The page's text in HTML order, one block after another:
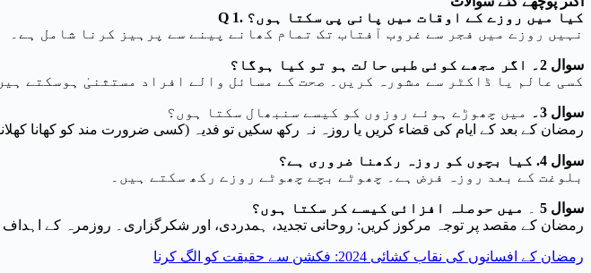
Q 1. کیا میں روزے کے اوقات میں پانی پی سکتا ہوں؟
نہیں روزے میں فجر سے غروب آفتاب تک تمام کھانے پینے سے پرہیز کرنا شامل ہے۔
سوال 2۔ اگر مجھے کوئی طبی حالت ہو تو کیا ہوگا؟
کسی عالم یا ڈاکٹر سے مشورہ کریں۔ صحت کے مسائل والے افراد مستثنیٰ ہوسکتے
سوال 3۔
میں چھوڑے ہوئے روزوں کو کیسے سنبھال سکتا ہوں؟
رمضان کے بعد کے ایام کی قضاء کریں یا روزہ نہ رکھ سکیں تو فدیہ (کسی ضرورت مند کو کھانا
سوال 4. کیا بچوں کو روزہ رکھنا ضروری ہے؟
بلوغت کے بعد روزہ فرض ہے۔ چھوٹے بچے چھوٹے روزے رکھ سکتے ہیں۔
سوال 5
میں حوصلہ افزائی کیسے کر سکتا ہوں؟
رمضان کے مقصد پر توجہ مرکوز کریں: روحانی تجدید، ہمدردی، اور شکرگزاری۔ روزمرہ کے اہداف
رمضان کے افسانوں کی نقاب کشائی 2024: فکشن سے حقیقت کو الگ کرنا